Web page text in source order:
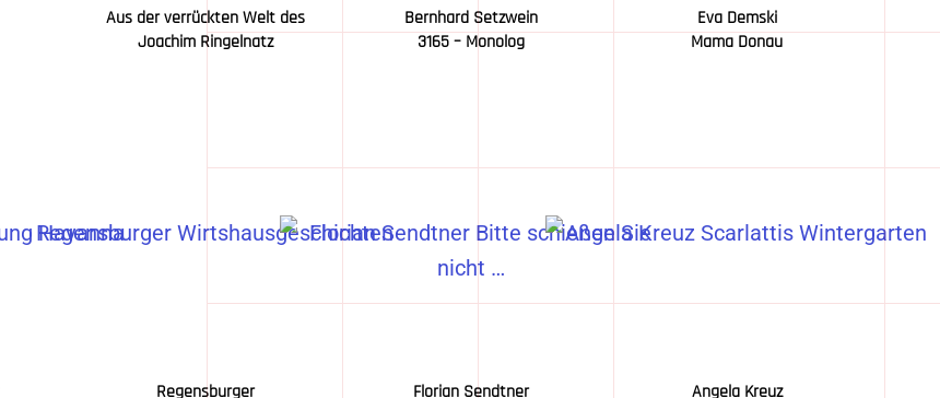
Aus der verrückten Welt des
Joachim Ringelnatz
Bernhard Setzwein
3165 – Monolog
Eva Demski
Mama Donau
Regensburger
Florian Sendtner
Angela Kreuz